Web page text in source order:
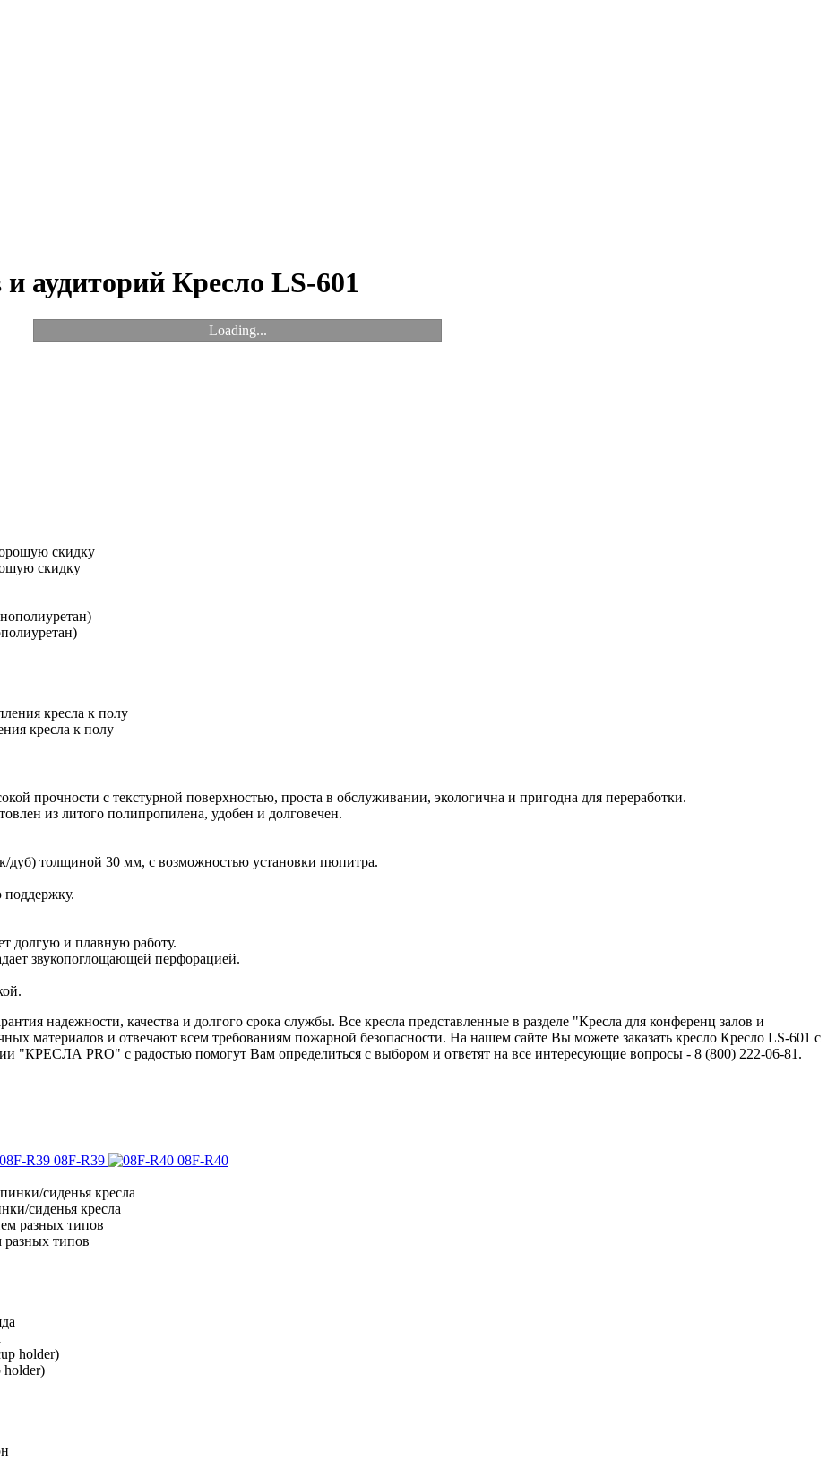
аудиторий Кресло LS-601
Loading...
скидку
кресла к полу
прочности с текстурной поверхностью, проста в обслуживании, экологична и пригодна для переработки.
из литого полипропилена, удобен и долговечен.
дуб) толщиной 30 мм, с возможностью установки пюпитра.
долгую и плавную работу.
звукопоглощающей перфорацией.
надежности, качества и долгого срока службы. Все кресла представленные в разделе "Кресла для конференц залов и
материалов и отвечают всем требованиям пожарной безопасности. На нашем сайте Вы можете заказать кресло Кресло LS-601 с
"КРЕСЛА PRO" с радостью помогут Вам определиться с выбором и ответят на все интересующие вопросы - 8 (800) 222-06-81.
08F-R39
08F-R40
сиденья кресла
типов
holder)